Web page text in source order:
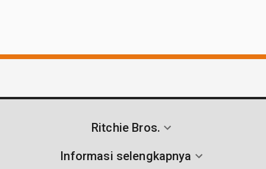
Ritchie Bros.
Informasi selengkapnya